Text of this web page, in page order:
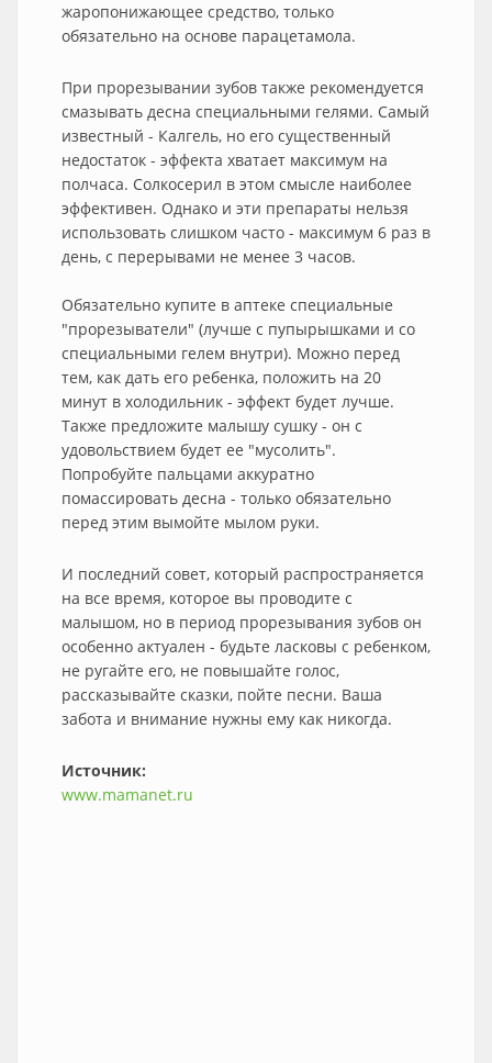
жаропонижающее средство, только
обязательно на основе парацетамола.
При прорезывании зубов также рекомендуется
смазывать десна специальными гелями. Самый
известный - Калгель, но его существенный
недостаток - эффекта хватает максимум на
полчаса. Солкосерил в этом смысле наиболее
эффективен. Однако и эти препараты нельзя
использовать слишком часто - максимум 6 раз в
день, с перерывами не менее 3 часов.
Обязательно купите в аптеке специальные
"прорезыватели" (лучше с пупырышками и со
специальными гелем внутри). Можно перед
тем, как дать его ребенка, положить на 20
минут в холодильник - эффект будет лучше.
Также предложите малышу сушку - он с
удовольствием будет ее "мусолить".
Попробуйте пальцами аккуратно
помассировать десна - только обязательно
перед этим вымойте мылом руки.
И последний совет, который распространяется
на все время, которое вы проводите с
малышом, но в период прорезывания зубов он
особенно актуален - будьте ласковы с ребенком,
не ругайте его, не повышайте голос,
рассказывайте сказки, пойте песни. Ваша
забота и внимание нужны ему как никогда.
Источник:
www.mamanet.ru